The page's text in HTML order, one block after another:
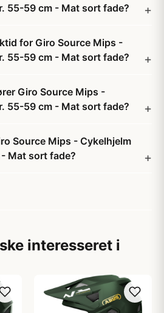
55-59 cm - Mat sort fade?
for Giro Source Mips -
55-59 cm - Mat sort fade?
Giro Source Mips -
55-59 cm - Mat sort fade?
Source Mips - Cykelhjelm
Mat sort fade?
interesseret i